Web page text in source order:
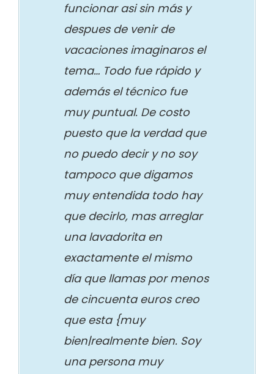
funcionar asi sin más y
despues de venir de
vacaciones imaginaros el
tema… Todo fue rápido y
además el técnico fue
muy puntual. De costo
puesto que la verdad que
no puedo decir y no soy
tampoco que digamos
muy entendida todo hay
que decirlo, mas arreglar
una lavadorita en
exactamente el mismo
día que llamas por menos
de cincuenta euros creo
que esta {muy
bien|realmente bien. Soy
una persona muy